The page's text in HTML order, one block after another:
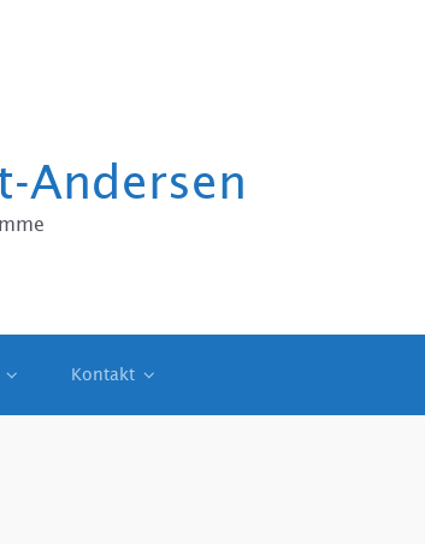
Andersen
Kontakt